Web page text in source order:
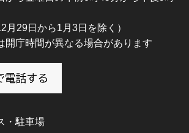
月29日から1月3日を除く）
庁時間が異なる場合があります
・駐車場